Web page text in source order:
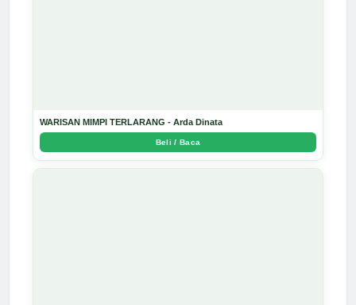
WARISAN MIMPI TERLARANG - Arda Dinata
Beli / Baca